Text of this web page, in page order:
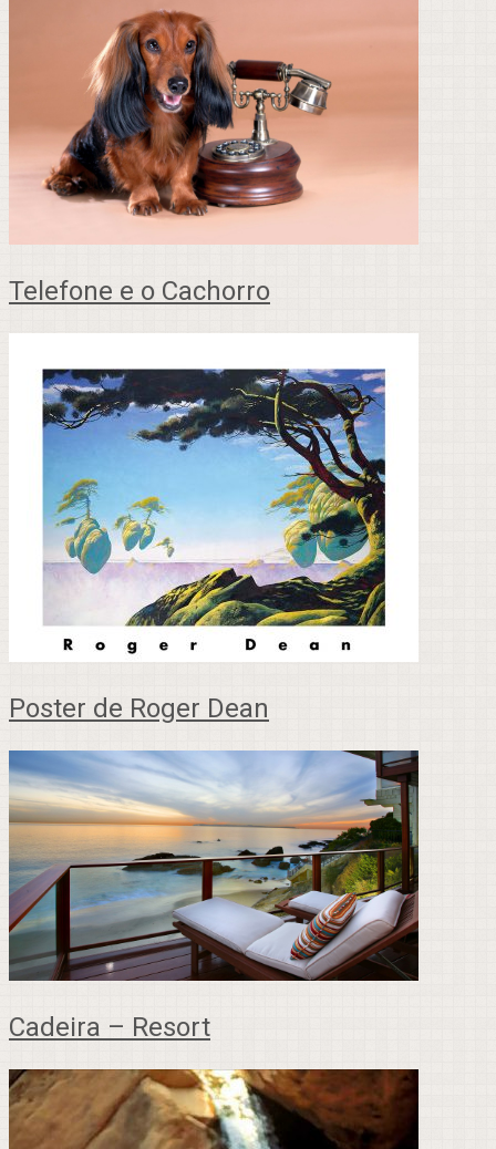
Telefone e o Cachorro
Poster de Roger Dean
Cadeira – Resort